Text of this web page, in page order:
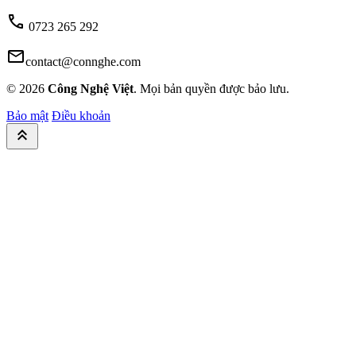
call 0723 265 292
mailcontact@connghe.com
© 2026 Công Nghệ Việt. Mọi bản quyền được bảo lưu.
Bảo mật Điều khoản
keyboard_double_arrow_up